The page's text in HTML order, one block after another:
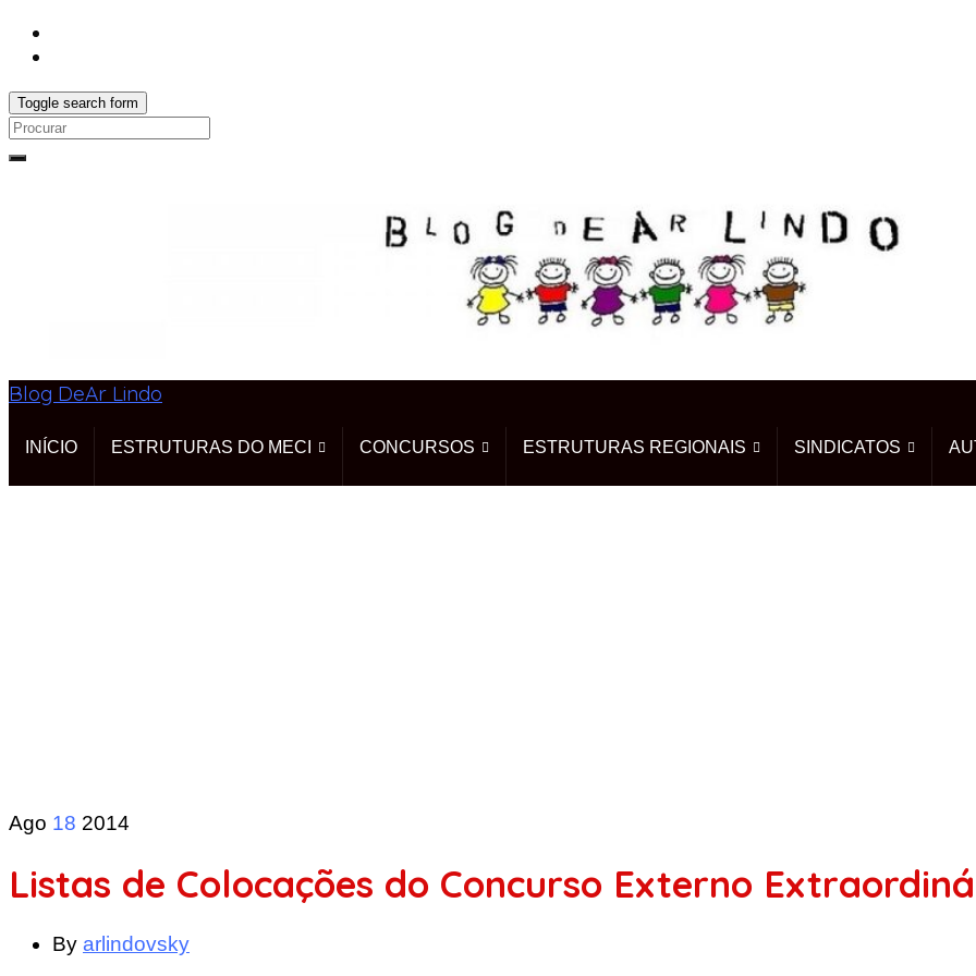
Toggle search form
Search
Blog DeAr Lindo
INÍCIO ESTRUTURAS DO MECI CONCURSOS ESTRUTURAS REGIONAIS SINDICATOS
Ago 18 2014
Listas de Colocações do Concurso Externo
By arlindovsky